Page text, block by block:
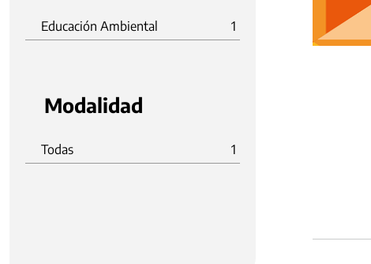
Educación Ambiental 1
Modalidad
Todas 1